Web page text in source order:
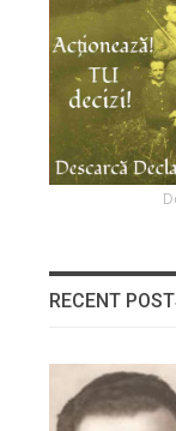
RECENT